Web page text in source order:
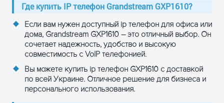
Где купить IP телефон Grandstream GXP1610?
Если вам нужен доступный ip телефон для офиса или
дома, Grandstream GXP1610 – это отличный выбор. Он
сочетает надежность, удобство и высокую
совместимость с VoIP телефонией.
Вы можете купить ip телефон GXP1610 с доставкой
по всей Украине. Отличное решение для бизнеса и
персонального использования.